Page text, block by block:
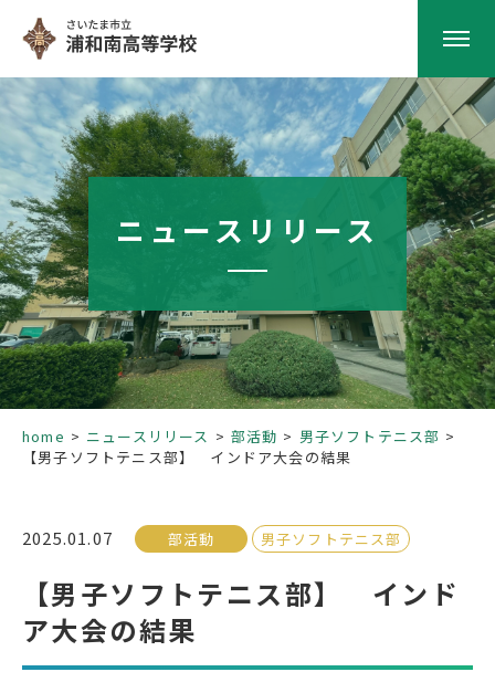
HOME
学校紹介
南高の教育
学校生活
部活動
受検生の方へ
年間スケジュール
教科ガイド
校長室より
ニュースリリース
home ニュースリリース 部活動
男子ソフトテニス部
【男子ソフトテニス部】 インドア大会の結果
2025.01.07 部活動 男子ソフトテニス部
【男子ソフトテニス部】 インド
ア大会の結果